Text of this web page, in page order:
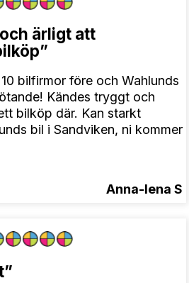
ärligt att
bilfirmor före och Wahlunds
Kändes tryggt och
bilköp där. Kan starkt
bil i Sandviken, ni kommer
Anna-lena S